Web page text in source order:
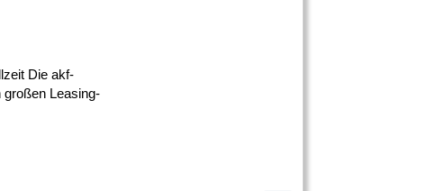
Die akf-
großen Leasing-